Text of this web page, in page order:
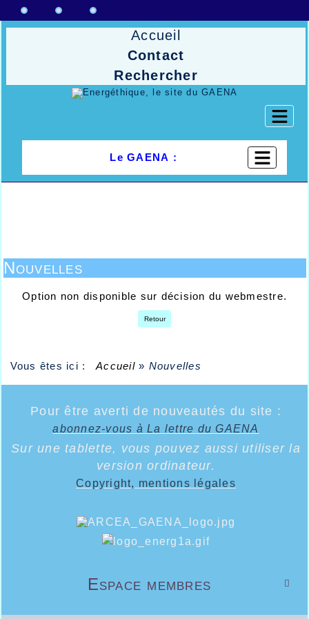
Accueil
Contact
Rechercher
Le GAENA :
Nouvelles
Option non disponible sur décision du webmestre.
Retour
Vous êtes ici : Accueil » Nouvelles
Pour être averti de nouveautés du site :
abonnez-vous à La lettre du GAENA
Sur une tablette, vous pouvez aussi utiliser la
version ordinateur.
Copyright, mentions légales

Espace membres